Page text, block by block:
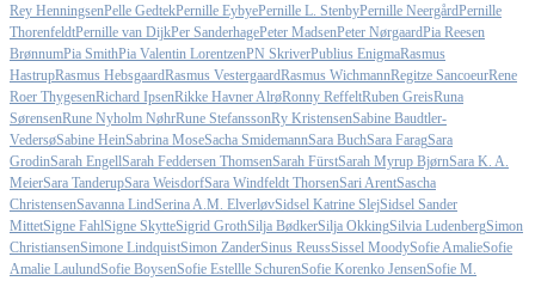
Rey HenningsenPelle GedtekPernille EybyePernille L. StenbyPernille NeergårdPernille
ThorenfeldtPernille van DijkPer SanderhagePeter MadsenPeter NørgaardPia Reesen
BrønnumPia SmithPia Valentin LorentzenPN SkriverPublius EnigmaRasmus
HastrupRasmus HebsgaardRasmus VestergaardRasmus WichmannRegitze SancoeurRene
Roer ThygesenRichard IpsenRikke Havner AlrøRonny ReffeltRuben GreisRuna
SørensenRune Nyholm NøhrRune StefanssonRy KristensenSabine Baudtler-
VedersøSabine HeinSabrina MoseSacha SmidemannSara BuchSara FaragSara
GrodinSarah EngellSarah Feddersen ThomsenSarah FürstSarah Myrup BjørnSara K. A.
MeierSara TanderupSara WeisdorfSara Windfeldt ThorsenSari ArentSascha
ChristensenSavanna LindSerina A.M. ElverløvSidsel Katrine SlejSidsel Sander
MittetSigne FahlSigne SkytteSigrid GrothSilja BødkerSilja OkkingSilvia LudenbergSimon
ChristiansenSimone LindquistSimon ZanderSinus ReussSissel MoodySofie AmalieSofie
Amalie LaulundSofie BoysenSofie Estellle SchurenSofie Korenko JensenSofie M.